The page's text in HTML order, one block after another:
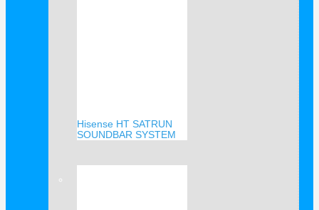
Hisense HT SATRUN
SOUNDBAR SYSTEM